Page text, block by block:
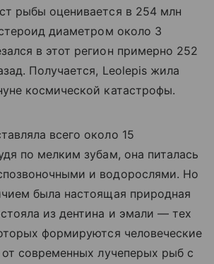
рыбы оценивается в 254 млн
диаметром около 3
в этот регион примерно 252
Получается, Leolepis жила
космической катастрофы.
всего около 15
по мелким зубам, она питалась
и водорослями. Но
была настоящая природная
из дентина и эмали — тех
формируются человеческие
современных лучеперых рыб с